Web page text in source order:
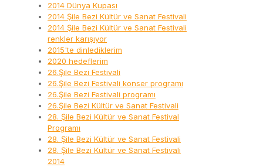
2014 Dünya Kupası
2014 Şile Bezi Kültür ve Sanat Festivali
2014 Şile Bezi Kültür ve Sanat Festivali
renkler karışıyor
2015'te dinlediklerim
2020 hedeflerim
26.Şile Bezi Festivali
26.Şile Bezi Festivali konser programı
26.Şile Bezi Festivali programı
26.Şile Bezi Kültür ve Sanat Festivali
28. Şile Bezi Kültür ve Sanat Festival
Programı
28. Şile Bezi Kültür ve Sanat Festivali
28. Şile Bezi Kültür ve Sanat Festivali
2014